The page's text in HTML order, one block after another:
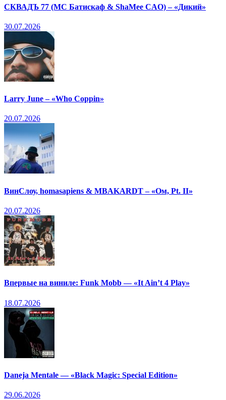
СКВАДЪ 77 (МС Батискаф & ShaMee CAO) – «Дикий»
30.07.2026
Larry June – «Who Coppin»
20.07.2026
ВинСлоу, homasapiens & MBAKARDT – «Ом, Pt. II»
20.07.2026
Впервые на виниле: Funk Mobb — «It Ain’t 4 Play»
18.07.2026
Daneja Mentale — «Black Magic: Special Edition»
29.06.2026